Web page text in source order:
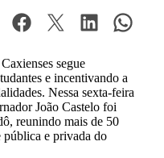
segue
e incentivando a
Nessa sexta-feira
João Castelo foi
reunindo mais de 50
pública e privada do